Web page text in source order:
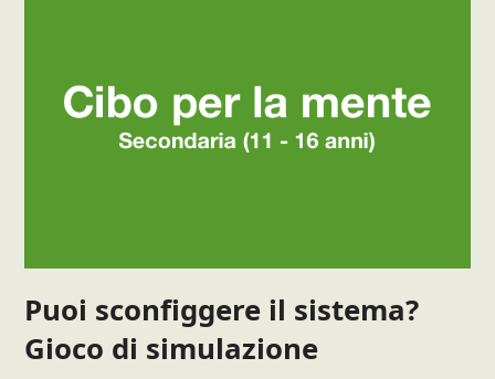
Puoi sconfiggere il sistema?
Gioco di simulazione